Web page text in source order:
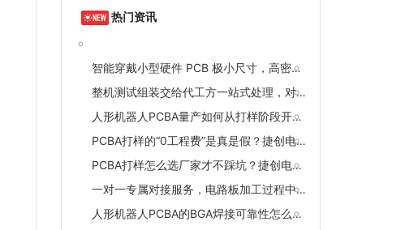
热门资讯
智能穿戴小型硬件 PCB 极小尺寸，高密度线路搭配 01005 贴片该把控什么细节？
整机测试组装交给代工方一站式处理，对比外发第三方划算吗？
人形机器人PCBA量产如何从打样阶段开始准备？捷创电子的全流程服务
PCBA打样的“0工程费”是真是假？捷创电子的定价策略与品质保障
PCBA打样怎么选厂家才不踩坑？捷创电子5个维度的完整评估
一对一专属对接服务，电路板加工过程中会不会叠加额外服务费？
人形机器人PCBA的BGA焊接可靠性怎么保障？捷创电子的X-Ray全检与底部填充方案